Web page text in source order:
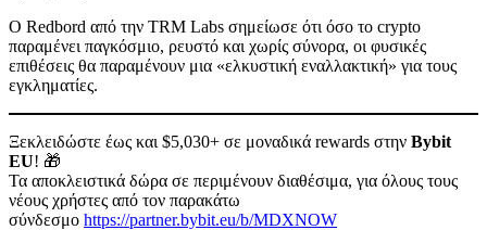
Ο Redbord από την TRM Labs σημείωσε ότι όσο το crypto
παραμένει παγκόσμιο, ρευστό και χωρίς σύνορα, οι φυσικές
επιθέσεις θα παραμένουν μια «ελκυστική εναλλακτική» για τους
εγκληματίες.
Ξεκλειδώστε έως και $5,030+ σε μοναδικά rewards στην Bybit
EU! 🎁
Τα αποκλειστικά δώρα σε περιμένουν διαθέσιμα, για όλους τους
νέους χρήστες από τον παρακάτω
σύνδεσμο https://partner.bybit.eu/b/MDXNOW